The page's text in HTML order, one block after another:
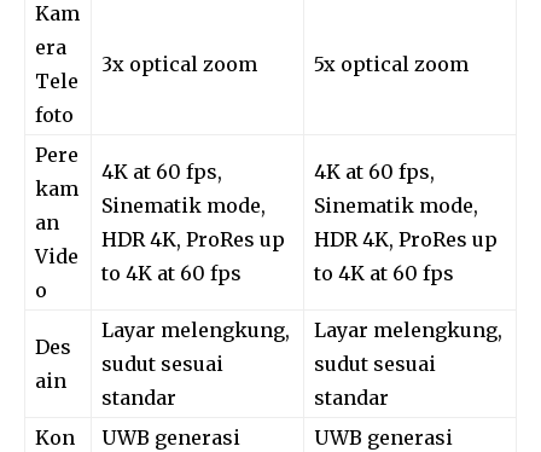
Kam
era
Tele
foto
3x optical zoom 5x optical zoom
Pere
kam
an
Vide
o
4K at 60 fps,
Sinematik mode,
HDR 4K, ProRes up
to 4K at 60 fps
4K at 60 fps,
Sinematik mode,
HDR 4K, ProRes up
to 4K at 60 fps
Des
ain
Layar melengkung,
sudut sesuai
standar
Layar melengkung,
sudut sesuai
standar
Kon
UWB generasi
UWB generasi